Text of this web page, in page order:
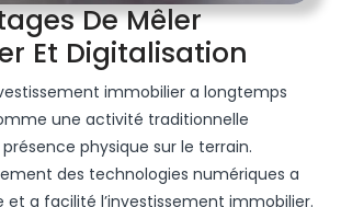
De Mêler
Et Digitalisation
De
Mêler
une activité traditionnelle
physique sur le terrain.
des technologies numériques a
et a facilité l’investissement immobilier.